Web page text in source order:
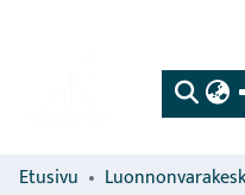
Etusivu